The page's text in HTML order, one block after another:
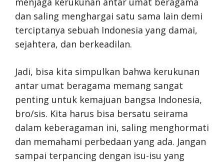
dan saling menghargai satu sama lain demi
terciptanya sebuah Indonesia yang damai,
sejahtera, dan berkeadilan.
Jadi, bisa kita simpulkan bahwa kerukunan
antar umat beragama memang sangat
penting untuk kemajuan bangsa Indonesia,
bro/sis. Kita harus bisa bersatu seirama
dalam keberagaman ini, saling menghormati
dan memahami perbedaan yang ada. Jangan
sampai terpancing dengan isu-isu yang